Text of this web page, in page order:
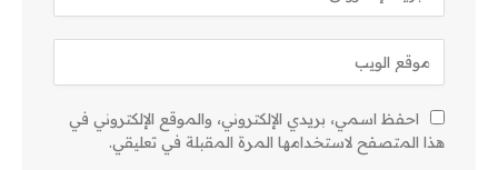
احفظ اسمي، بريدي الإلكتروني، والموقع الإلكتروني في
هذا المتصفح لاستخدامها المرة المقبلة في تعليقي.